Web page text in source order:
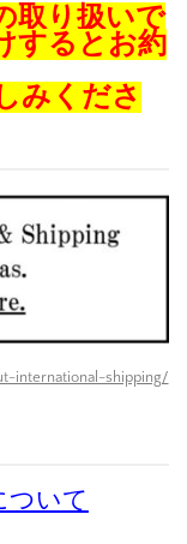
取り扱いで
するとお約
みくださ
international-shipping/
ついて